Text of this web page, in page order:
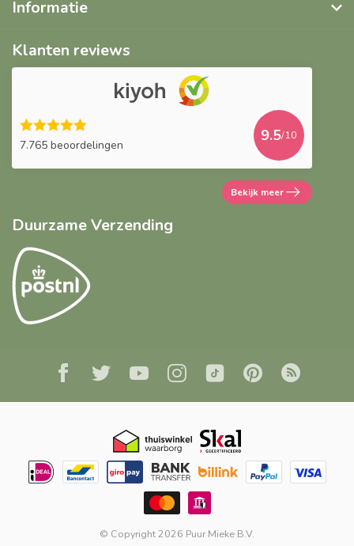
Informatie
Klanten reviews
7.765 beoordelingen
9.5/10
Bekijk meer
Duurzame Verzending
© Copyright 2026 Puur Mieke B.V.